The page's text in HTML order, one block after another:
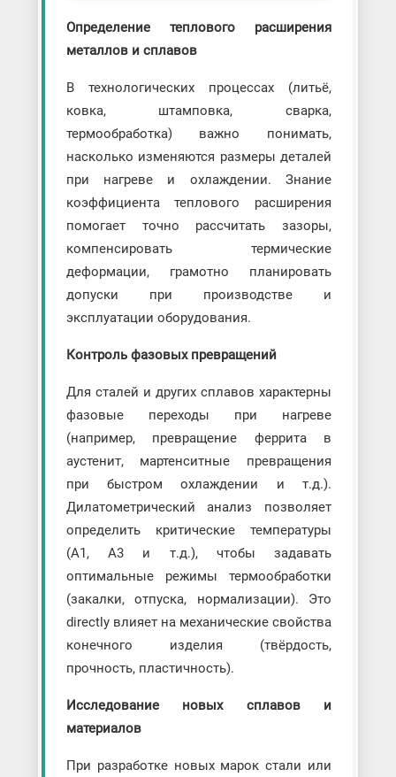
Определение теплового расширения
металлов и сплавов
В технологических процессах (литьё,
ковка, штамповка, сварка,
термообработка) важно понимать,
насколько изменяются размеры деталей
при нагреве и охлаждении. Знание
коэффициента теплового расширения
помогает точно рассчитать зазоры,
компенсировать термические
деформации, грамотно планировать
допуски при производстве и
эксплуатации оборудования.
Контроль фазовых превращений
Для сталей и других сплавов характерны
фазовые переходы при нагреве
(например, превращение феррита в
аустенит, мартенситные превращения
при быстром охлаждении и т.д.).
Дилатометрический анализ позволяет
определить критические температуры
(A1, A3 и т.д.), чтобы задавать
оптимальные режимы термообработки
(закалки, отпуска, нормализации). Это
directly влияет на механические свойства
конечного изделия (твёрдость,
прочность, пластичность).
Исследование новых сплавов и
материалов
При разработке новых марок стали или